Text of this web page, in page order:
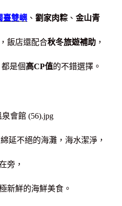
臺雙嶼 、劉家肉粽 、金山青
飯店還配合秋冬旅遊補助 ，
是個高CP值的不錯選擇。
延不絕的海灘，海水潔淨，
旁，
新鮮的海鮮美食。